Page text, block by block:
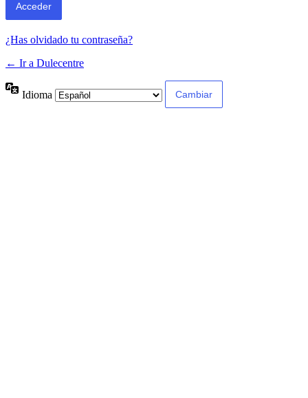
¿Has olvidado tu contraseña?
← Ir a Dulecentre
Idioma